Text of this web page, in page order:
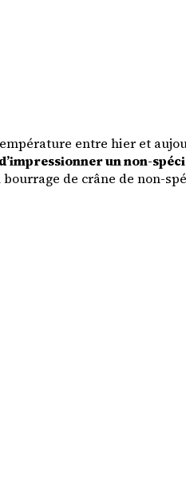
entre hier et
un non-
de crâne de non-